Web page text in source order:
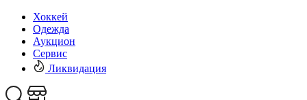
Хоккей
Одежда
Аукцион
Сервис
Ликвидация